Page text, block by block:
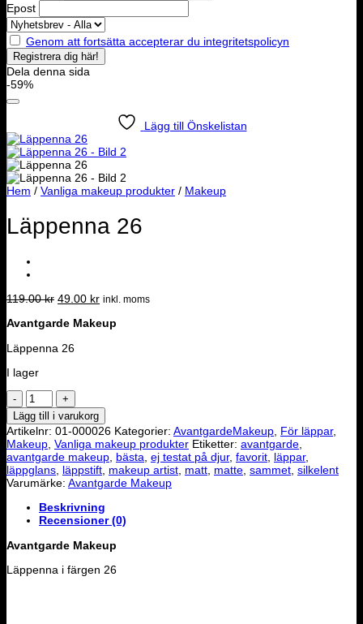
Epost
Genom att fortsätta accepterar du integritetspolicyn
Dela denna sida
-59%
Lägg till Önskelistan
Hem / Vanliga makeup produkter / Makeup
Läppenna 26
119.00kr Det
priset
119.00 kr.
49.00 krDet
priset
inkl. moms
Avantgarde Makeup
Läppenna 26
I lager
Läppenna
26
mängd
Lägg till i varukorg
Artikelnr: 01-000026 Kategorier: AvantgardeMakeup För läppar,
Makeup Vanliga makeup produkter Etiketter: avantgarde
avantgarde makeup bästa ej testat på djur, favorit läppar,
läppglans läppstift makeup artist matt matte sammet silkelent
Varumärke: Avantgarde Makeup
Beskrivning
Recensioner (0)
Avantgarde Makeup
Läppenna i färgen 26